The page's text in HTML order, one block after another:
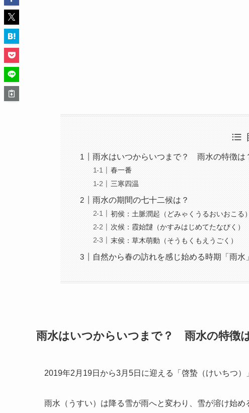
雨水はいつからいつまで？ 雨水の特徴は
春一番
三寒四温
雨水の期間の七十二候は？
初侯：土脈潤起（どみゃくうるおいおこる）
次候：霞始靆（かすみはじめてたなびく）
末侯：草木萌動（そうもくもえうごく）
自然から春の訪れを感じ始める時期「雨水」
雨水はいつからいつまで？ 雨水の特徴
2019年2月19日から3月5日に迎える「啓蟄（けいちつ）
雨水（うすい）は降る雪が雨へと変わり、雪が溶け始め